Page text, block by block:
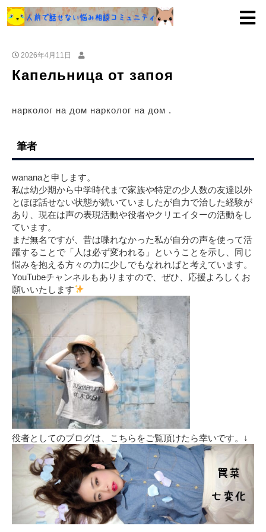
2026年4月11日
Капельница от запоя
нарколог на дом нарколог на дом .
筆者
wananaと申します。
私は幼少期から中学時代まで家族や特定の少人数の友達以外
とほぼ話せない状態が続いていましたが自力で治した経験が
あり、現在は声の表現活動や役者やクリエイターの活動をし
ています。
まだ無名ですが、昔は喋れなかった私が自分の声を使って活
躍することで「人は必ず変われる」ということを示し、同じ
悩みを抱える方々の力に少しでもなれればと考えています。
YouTubeチャンネルもありますので、ぜひ、応援よろしくお
願いいたします
役者としてのブログは、こちらをご覧頂けたら幸いです。↓